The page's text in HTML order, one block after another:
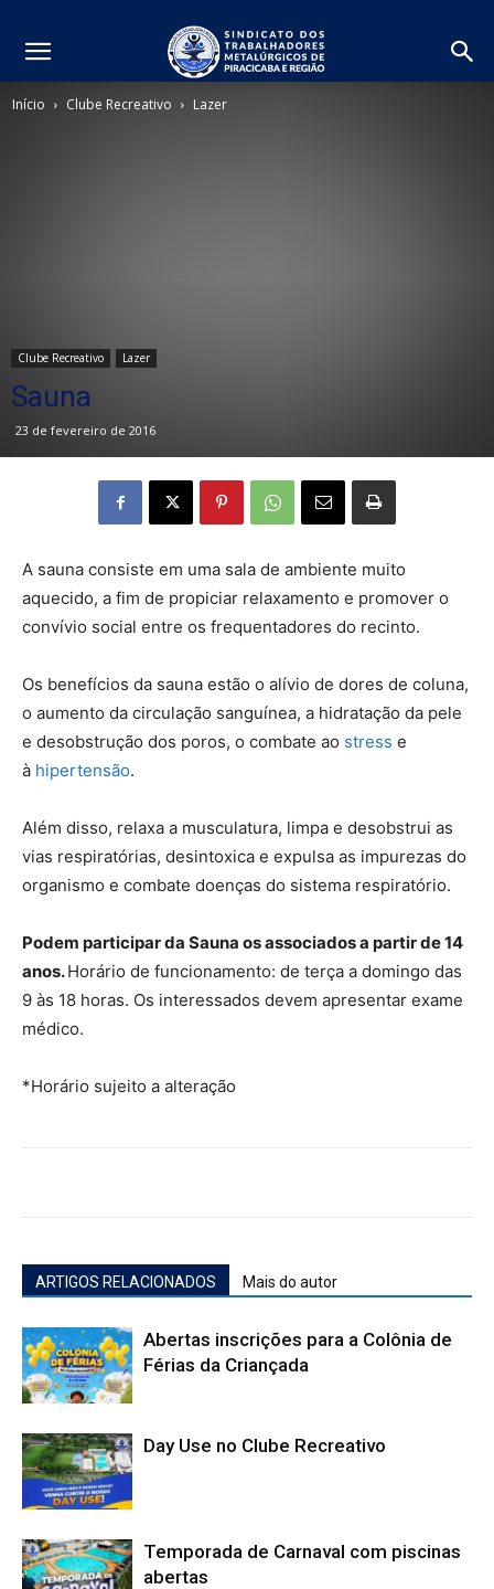
Início Clube Recreativo Lazer
Clube Recreativo Lazer
Sauna
23 de fevereiro de 2016
A sauna consiste em uma sala de ambiente muito
aquecido, a fim de propiciar relaxamento e promover o
convívio social entre os frequentadores do recinto.
Os benefícios da sauna estão o alívio de dores de coluna,
o aumento da circulação sanguínea, a hidratação da pele
e desobstrução dos poros, o combate ao stress e
à hipertensão.
Além disso, relaxa a musculatura, limpa e desobstrui as
vias respiratórias, desintoxica e expulsa as impurezas do
organismo e combate doenças do sistema respiratório.
Podem participar da Sauna os associados a partir de 14
anos.Horário de funcionamento: de terça a domingo das
9 às 18 horas. Os interessados devem apresentar exame
médico.
*Horário sujeito a alteração
ARTIGOS RELACIONADOS Mais do autor
Abertas inscrições para a Colônia de
Férias da Criançada
Day Use no Clube Recreativo
Temporada de Carnaval com piscinas
abertas